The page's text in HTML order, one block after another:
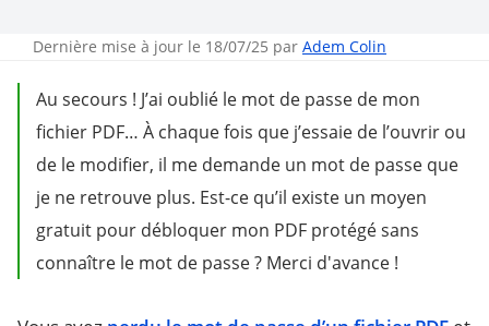
Dernière mise à jour le 18/07/25 par Adem Colin
Au secours ! J’ai oublié le mot de passe de mon
fichier PDF… À chaque fois que j’essaie de l’ouvrir ou
de le modifier, il me demande un mot de passe que
je ne retrouve plus. Est-ce qu’il existe un moyen
gratuit pour débloquer mon PDF protégé sans
connaître le mot de passe ? Merci d'avance !